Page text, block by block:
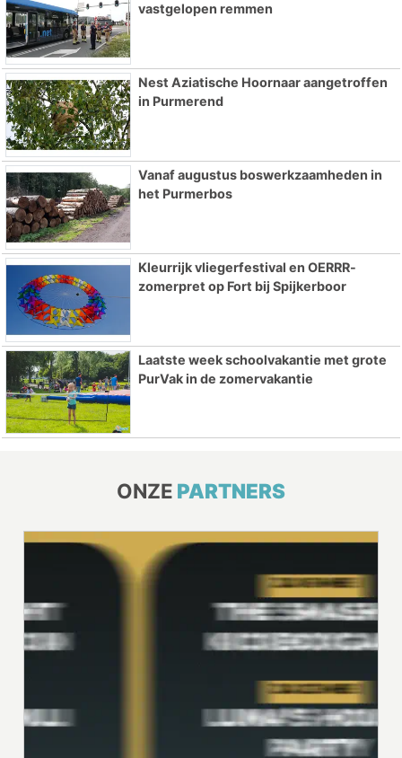
vastgelopen remmen
Nest Aziatische Hoornaar aangetroffen
in Purmerend
Vanaf augustus boswerkzaamheden in
het Purmerbos
Kleurrijk vliegerfestival en OERRR-
zomerpret op Fort bij Spijkerboor
Laatste week schoolvakantie met grote
PurVak in de zomervakantie
ONZE PARTNERS